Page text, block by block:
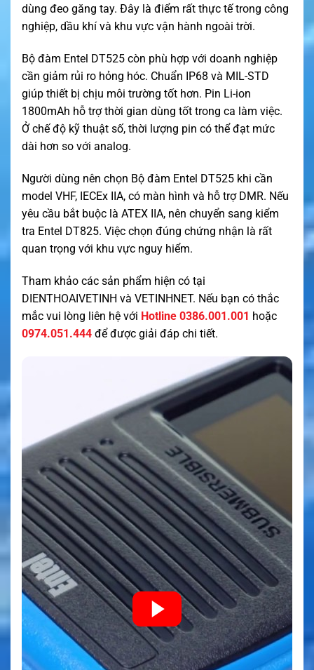
dùng đeo găng tay. Đây là điểm rất thực tế trong công
nghiệp, dầu khí và khu vực vận hành ngoài trời.
Bộ đàm Entel DT525 còn phù hợp với doanh nghiệp
cần giảm rủi ro hỏng hóc. Chuẩn IP68 và MIL-STD
giúp thiết bị chịu môi trường tốt hơn. Pin Li-ion
1800mAh hỗ trợ thời gian dùng tốt trong ca làm việc.
Ở chế độ kỹ thuật số, thời lượng pin có thể đạt mức
dài hơn so với analog.
Người dùng nên chọn Bộ đàm Entel DT525 khi cần
model VHF, IECEx IIA, có màn hình và hỗ trợ DMR. Nếu
yêu cầu bắt buộc là ATEX IIA, nên chuyển sang kiểm
tra Entel DT825. Việc chọn đúng chứng nhận là rất
quan trọng với khu vực nguy hiểm.
Tham khảo các sản phẩm hiện có tại
DIENTHOAIVETINH và VETINHNET. Nếu bạn có thắc
mắc vui lòng liên hệ với Hotline 0386.001.001 hoặc
0974.051.444 để được giải đáp chi tiết.